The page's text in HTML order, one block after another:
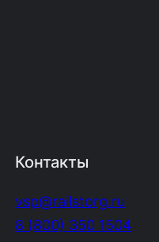
Контакты
vsp@railstorg.ru
8 (800) 350 1504